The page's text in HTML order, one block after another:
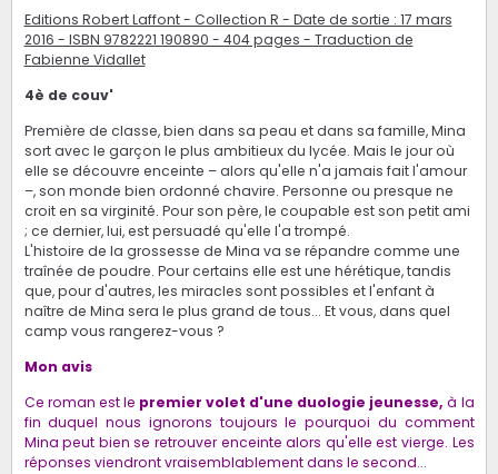
Editions Robert Laffont - Collection R - Date de sortie : 17 mars
2016 - ISBN 9782221 190890 - 404 pages - Traduction de
Fabienne Vidallet
4è de couv'
Première de classe, bien dans sa peau et dans sa famille, Mina
sort avec le garçon le plus ambitieux du lycée. Mais le jour où
elle se découvre enceinte – alors qu'elle n'a jamais fait l'amour
–, son monde bien ordonné chavire. Personne ou presque ne
croit en sa virginité. Pour son père, le coupable est son petit ami
; ce dernier, lui, est persuadé qu'elle l'a trompé.
L'histoire de la grossesse de Mina va se répandre comme une
traînée de poudre. Pour certains elle est une hérétique, tandis
que, pour d'autres, les miracles sont possibles et l'enfant à
naître de Mina sera le plus grand de tous... Et vous, dans quel
camp vous rangerez-vous ?
Mon avis
Ce roman est le premier volet d'une duologie jeunesse,à la
fin duquel nous ignorons toujours le pourquoi du comment
Mina peut bien se retrouver enceinte alors qu'elle est vierge. Les
réponses viendront vraisemblablement dans le second...